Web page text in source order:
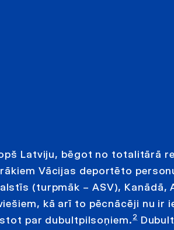
Latviju, bēgot no totalitārā
Vācijas deportēto
(turpmāk – ASV),
kā arī to pēcnācēji nu ir
par dubultpilsoņiem. 2